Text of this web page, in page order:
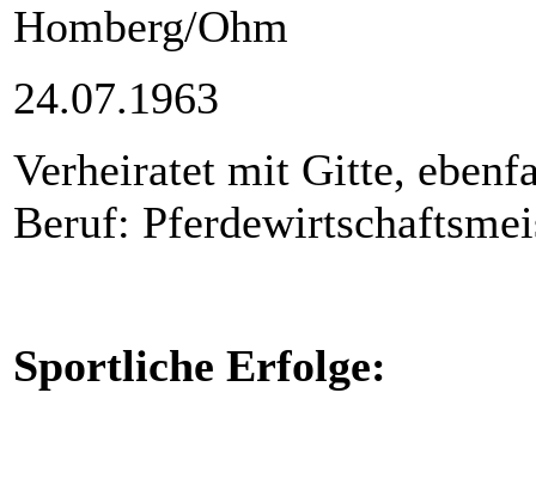
Homberg/Ohm
24.07.1963
Verheiratet mit Gitte,
Beruf:
Sportliche Erfolge: